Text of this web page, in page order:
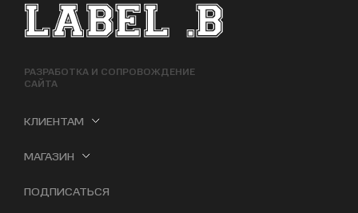
ФУТЕР САЙТА
РАЗРАБОТКА И СОПРОВОЖДЕНИЕ
САЙТА
КЛИЕНТАМ
МАГАЗИН
ПОДПИСАТЬСЯ